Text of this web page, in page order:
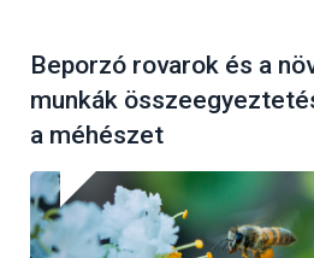
Beporzó rovarok és a
munkák
a méhészet